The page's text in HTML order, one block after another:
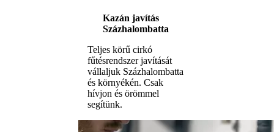
Kazán javítás
Százhalombatta
Teljes körű cirkó
fűtésrendszer javítását
vállaljuk Százhalombatta
és környékén. Csak
hívjon és örömmel
segítünk.